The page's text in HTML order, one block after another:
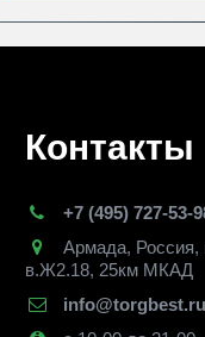
Контакты
+7 (495) 727-53-
Армада, Россия,
в.Ж2.18, 25км МКАД
info@torgbest.ru